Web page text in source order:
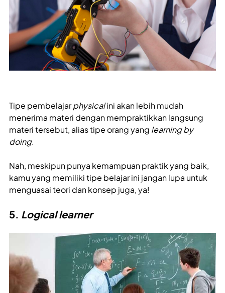
Tipe pembelajarphysicalini akan lebih mudah
menerima materi dengan mempraktikkan langsung
materi tersebut, alias tipe orang yang learning by
doing.
Nah, meskipun punya kemampuan praktik yang baik,
kamu yang memiliki tipe belajar ini jangan lupa untuk
menguasai teori dan konsep juga, ya!
5. Logical learner